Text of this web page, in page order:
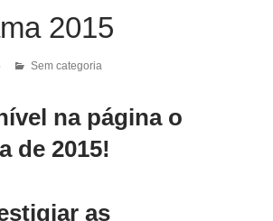
2015
Sem categoria
na página o
de 2015!
as